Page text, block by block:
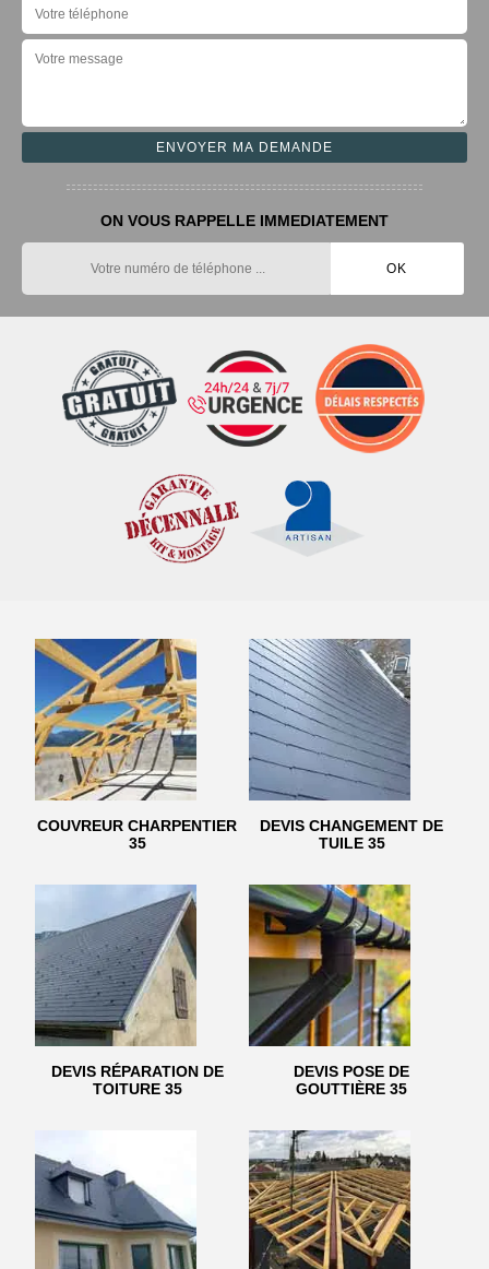
ON VOUS RAPPELLE IMMEDIATEMENT
COUVREUR CHARPENTIER
35
DEVIS CHANGEMENT DE
TUILE 35
DEVIS RÉPARATION DE
TOITURE 35
DEVIS POSE DE
GOUTTIÈRE 35